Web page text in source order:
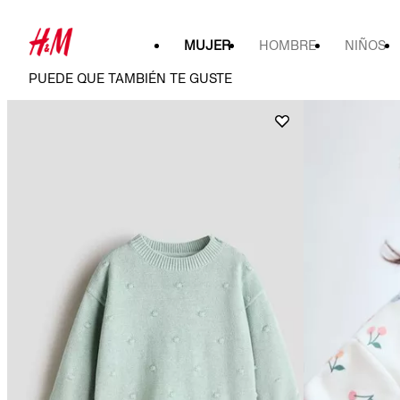
MUJER HOMBRE NIÑOS
PUEDE QUE TAMBIÉN TE GUSTE